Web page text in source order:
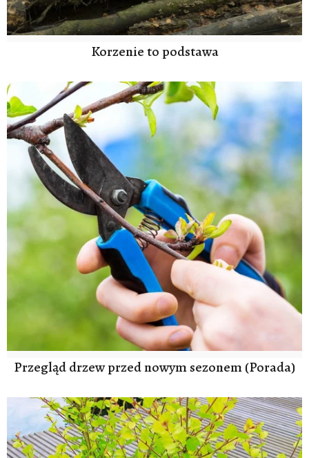
Korzenie to podstawa
Przegląd drzew przed nowym sezonem (Porada)